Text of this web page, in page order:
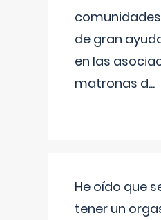
de gran
en las
matronas d...
He oído que
tener un